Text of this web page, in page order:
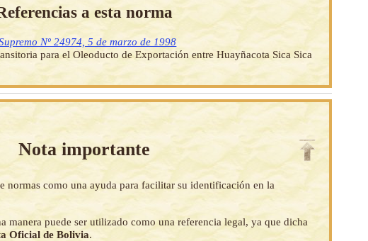
a esta norma
Nº 24974, 5 de marzo de 1998
para el Oleoducto de Exportación entre Huayñacota Sica Sica
Nota importante
normas como una ayuda para facilitar su identificación en la
manera puede ser utilizado como una referencia legal, ya que dicha
Oficial de Bolivia.